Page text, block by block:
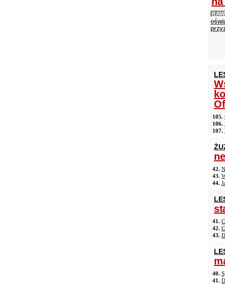
105.
106.
107.
42.
43.
44.
41.
42.
43.
40.
41.